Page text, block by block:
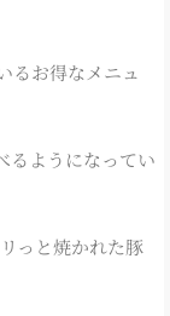
るお得なメニュ
るようになってい
っと焼かれた豚